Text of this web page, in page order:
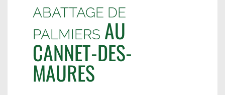
ABATTAGE DE
PALMIERS AU
CANNET-DES-
MAURES